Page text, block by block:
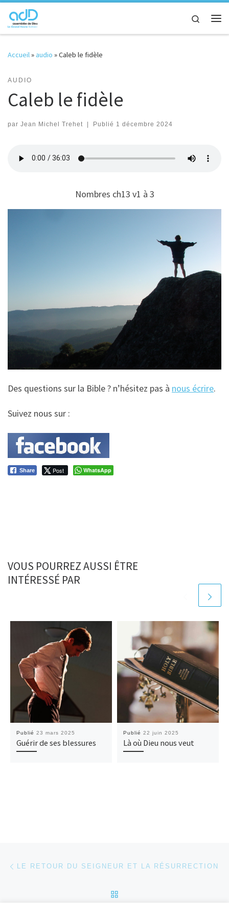
Passer au contenu
Search
Accueil» audio »Caleb le fidèle
AUDIO
Caleb le fidèle
par Jean Michel Trehet | Publié 1 décembre 2024
Nombres ch13 v1 à 3
Des questions sur la Bible ? n’hésitez pas à nous écrire.
Suivez nous sur :
Share Post WhatsApp
VOUS POURREZ AUSSI ÊTRE
INTÉRESSÉ PAR
Publié 23 mars 2025
Guérir de ses blessures
Publié 22 juin 2025
Là où Dieu nous veut
Parcourir les articles
LE RETOUR DU SEIGNEUR ET LA RÉSURRECTION